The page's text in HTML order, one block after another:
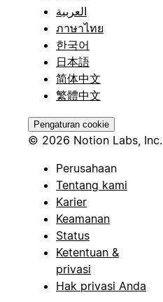
العربية
ภาษาไทย
한국어
日本語
简体中文
繁體中文
Pengaturan cookie
© 2026 Notion Labs, Inc.
Perusahaan
Tentang kami
Karier
Keamanan
Status
Ketentuan &
privasi
Hak privasi Anda